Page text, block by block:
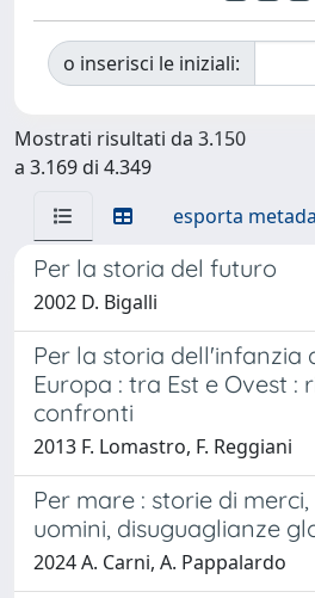
o inserisci le iniziali:
Mostrati risultati da 3.150
a 3.169 di 4.349
esporta
Per la storia del futuro
2002 D. Bigalli
Per la storia dell'infanzia
Europa : tra Est e Ovest :
confronti
2013 F. Lomastro, F. Reggiani
Per mare : storie di
uomini, disuguaglianze
2024 A. Carni, A. Pappalardo